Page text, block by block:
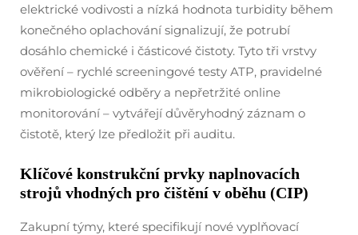
elektrické vodivosti a nízká hodnota turbidity během
konečného oplachování signalizují, že potrubí
dosáhlo chemické i částicové čistoty. Tyto tři vrstvy
ověření – rychlé screeningové testy ATP, pravidelné
mikrobiologické odběry a nepřetržité online
monitorování – vytvářejí důvěryhodný záznam o
čistotě, který lze předložit při auditu.
Klíčové konstrukční prvky naplnovacích
strojů vhodných pro čištění v oběhu (CIP)
Zakupní týmy, které specifikují nové vyplňovací